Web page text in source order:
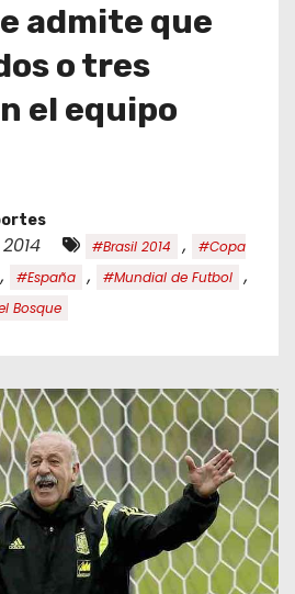
admite que
o tres
el equipo
#Brasil 2014 ,
#Copa
, #España , #Mundial de Futbol ,
Bosque